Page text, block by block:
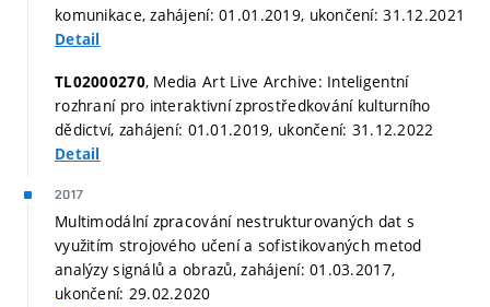
komunikace, zahájení: 01.01.2019, ukončení: 31.12.2021
Detail
TL02000270, Media Art Live Archive: Inteligentní
rozhraní pro interaktivní zprostředkování kulturního
dědictví, zahájení: 01.01.2019, ukončení: 31.12.2022
Detail
2017
Multimodální zpracování nestrukturovaných dat s
využitím strojového učení a sofistikovaných metod
analýzy signálů a obrazů, zahájení: 01.03.2017,
ukončení: 29.02.2020